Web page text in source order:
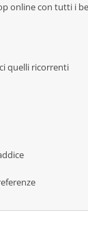
online con tutti i
quelli ricorrenti